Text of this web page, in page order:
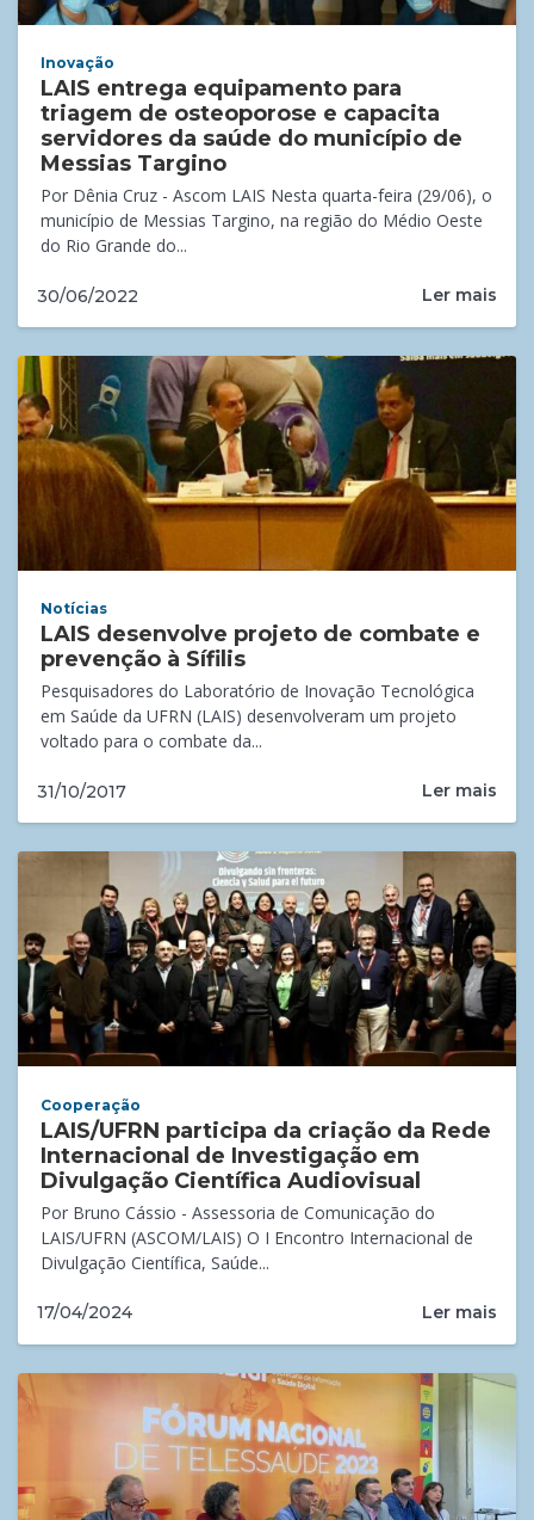
Inovação
LAIS entrega equipamento para
triagem de osteoporose e capacita
servidores da saúde do município de
Messias Targino
Por Dênia Cruz - Ascom LAIS Nesta quarta-feira (29/06), o
município de Messias Targino, na região do Médio Oeste
do Rio Grande do...
30/06/2022 Ler mais
Notícias
LAIS desenvolve projeto de combate e
prevenção à Sífilis
Pesquisadores do Laboratório de Inovação Tecnológica
em Saúde da UFRN (LAIS) desenvolveram um projeto
voltado para o combate da...
31/10/2017 Ler mais
Cooperação
LAIS/UFRN participa da criação da Rede
Internacional de Investigação em
Divulgação Científica Audiovisual
Por Bruno Cássio - Assessoria de Comunicação do
LAIS/UFRN (ASCOM/LAIS) O I Encontro Internacional de
Divulgação Científica, Saúde...
17/04/2024 Ler mais